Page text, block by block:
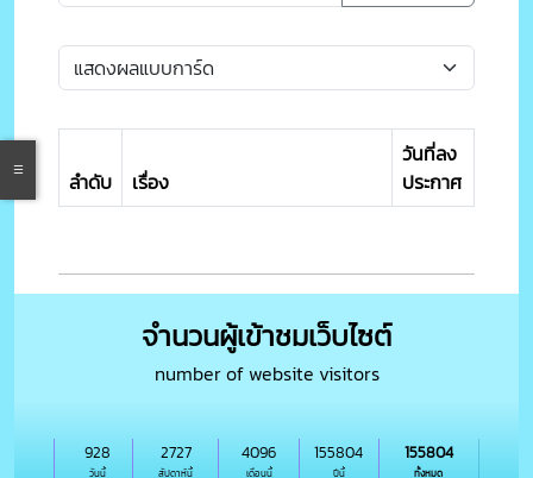
ลำดับ เรื่อง
วันที่ลง
ประกาศ
จำนวนผู้เข้าชมเว็บไซต์
number of website visitors
วันนี้
928
สัปดาห์นี้
2727
เดือนนี้
4096
ปีนี้
155804
ทั้งหมด
155804